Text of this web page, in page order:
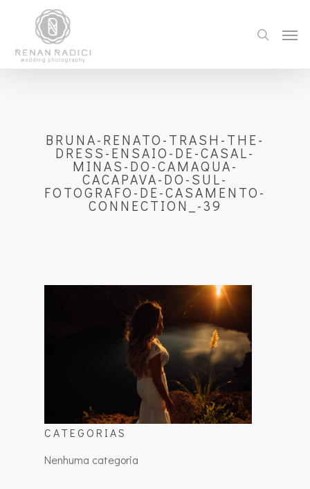
BRUNA-RENATO-TRASH-THE-
DRESS-ENSAIO-DE-CASAL-
MINAS-DO-CAMAQUA-
CACAPAVA-DO-SUL-
FOTOGRAFO-DE-CASAMENTO-
CONNECTION_-39
CATEGORIAS
Nenhuma categoria